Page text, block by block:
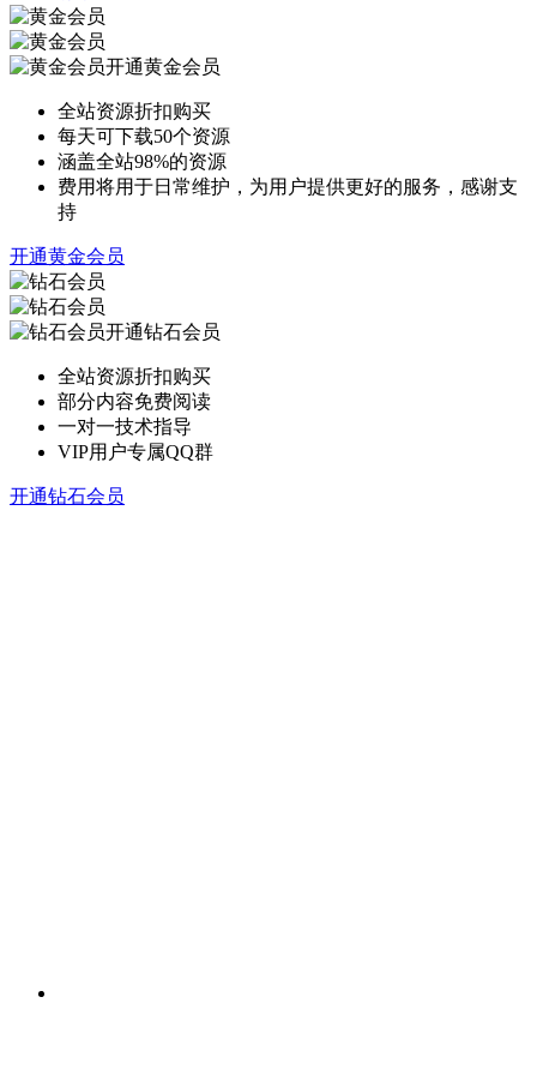
开通黄金会员
全站资源折扣购买
每天可下载50个资源
涵盖全站98%的资源
费用将用于日常维护，为用户提供更好的服务，感谢支
持
开通黄金会员
开通钻石会员
全站资源折扣购买
部分内容免费阅读
一对一技术指导
VIP用户专属QQ群
开通钻石会员